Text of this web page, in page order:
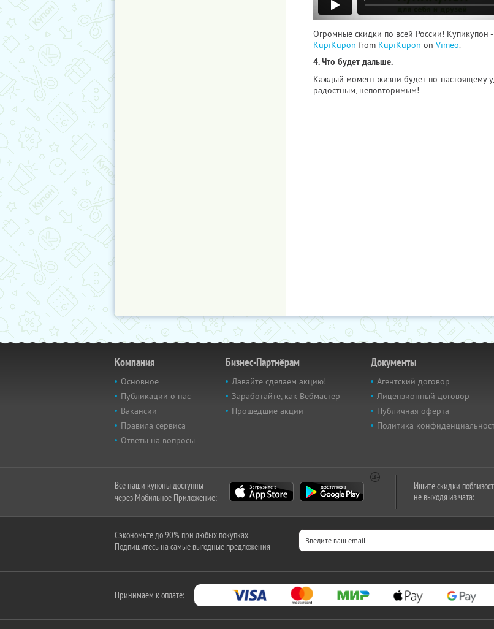
Огромные скидки по всей России! Купикупон
KupiKupon from KupiKupon on Vimeo.
4. Что будет дальше.
Каждый момент жизни будет по-настоящему
радостным, неповторимым!
Компания
Основное
Публикации о нас
Вакансии
Правила сервиса
Ответы на вопросы
Бизнес-Партнёрам
Давайте сделаем акцию!
Заработайте, как Вебмастер
Прошедшие акции
Документы
Агентский договор
Лицензионный договор
Публичная оферта
Политика
Все наши купоны доступны
через Мобильное Приложение:
Ищите скидки
не выходя из чата:
Сэкономьте до 90% при любых покупках
Подпишитесь на самые выгодные предложения
Принимаем к оплате: